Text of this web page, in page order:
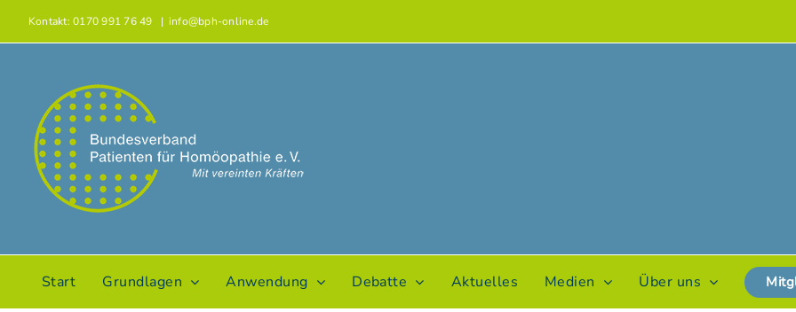
Kontakt: 0170 991 76 49 | info@bph-online.de
Start Grundlagen Anwendung Debatte Aktuelles Medien Über uns